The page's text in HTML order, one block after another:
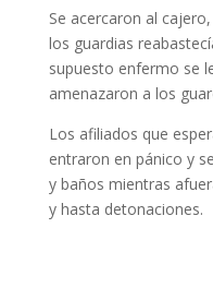
Se acercaron al
los guardias
supuesto enfermo se
amenazaron a los
Los afiliados que
entraron en pánico y
y baños mientras
y hasta detonaciones.